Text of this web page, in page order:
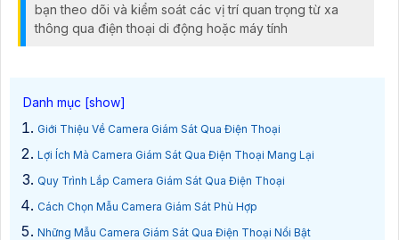
bạn theo dõi và kiểm soát các vị trí quan trọng từ xa
thông qua điện thoại di động hoặc máy tính
Giới Thiệu Về Camera Giám Sát Qua Điện Thoại
Lợi Ích Mà Camera Giám Sát Qua Điện Thoại Mang Lại
Quy Trình Lắp Camera Giám Sát Qua Điện Thoại
Cách Chọn Mẫu Camera Giám Sát Phù Hợp
Những Mẫu Camera Giám Sát Qua Điện Thoại Nổi Bật